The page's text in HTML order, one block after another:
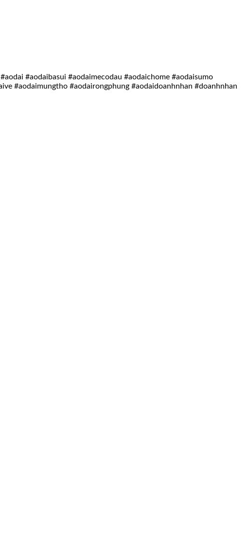
#aodaibasui #aodaimecodau #aodaichome #aodaisumo
#aodaimungtho #aodairongphung #aodaidoanhnhan #doanhnhan